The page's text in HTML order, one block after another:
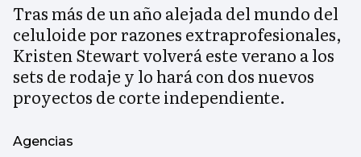
Tras más de un año alejada del mundo del
celuloide por razones extraprofesionales,
Kristen Stewart volverá este verano a los
sets de rodaje y lo hará con dos nuevos
proyectos de corte independiente.
Agencias